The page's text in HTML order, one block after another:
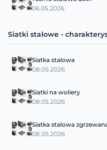
06.05.2026
Siatki stalowe -
Siatka stalowa
08.05.2026
Siatki na woliery
08.05.2026
Siatka stalowa
08.05.2026